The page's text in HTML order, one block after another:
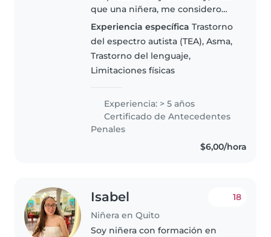
que una niñera, me considero
una acompañante en las
pequeñas grandes aventuras de
la infancia. Me encanta conectar
con cada niño desde su forma de
ser:..
Experiencia específica Trastorno
del espectro autista (TEA), Asma,
Trastorno del lenguaje,
Limitaciones físicas
Experiencia: > 5 años
Certificado de Antecedentes
Penales
$6,00/hora
Isabel
Niñera en Quito
18
Soy niñera con formación en